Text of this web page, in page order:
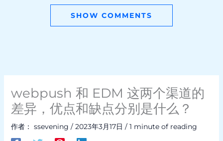
SHOW COMMENTS
webpush 和 EDM 这两个渠道的
差异，优点和缺点分别是什么？
作者： ssevening / 2023年3月17日 / 1 minute of reading